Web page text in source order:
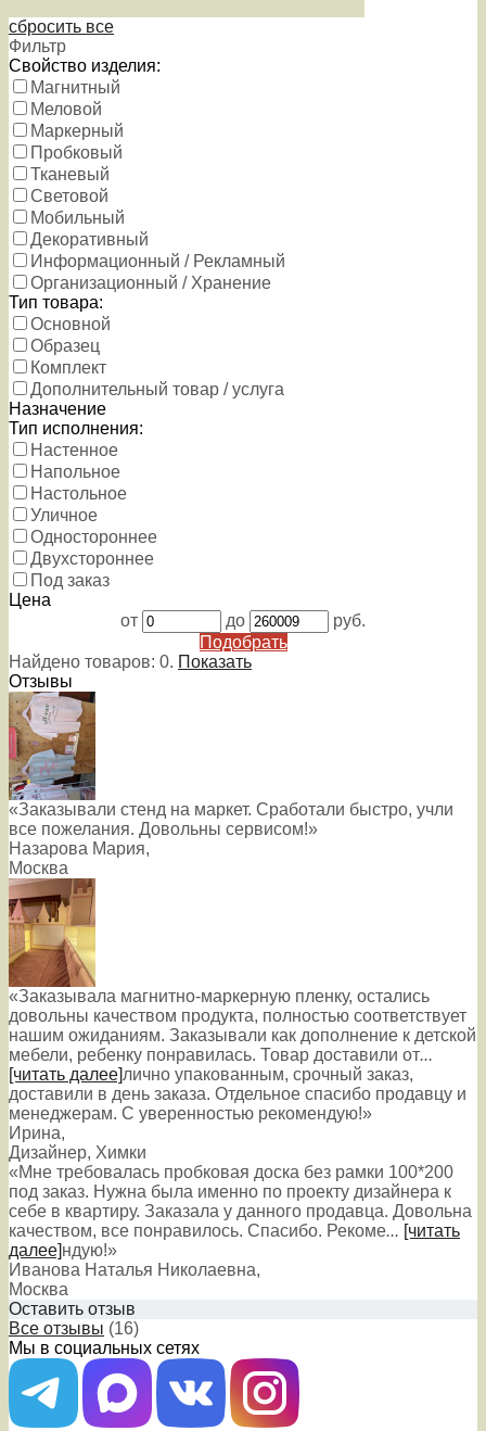
сбросить все
Фильтр
Свойство изделия:
Магнитный
Меловой
Маркерный
Пробковый
Тканевый
Световой
Мобильный
Декоративный
Информационный / Рекламный
Организационный / Хранение
Тип товара:
Основной
Образец
Комплект
Дополнительный товар / услуга
Назначение
Тип исполнения:
Настенное
Напольное
Настольное
Уличное
Одностороннее
Двухстороннее
Под заказ
Цена
от
до
руб.
Подобрать
Найдено товаров: 0. Показать
Отзывы
«Заказывали стенд на маркет. Сработали быстро, учли
все пожелания. Довольны сервисом!»
Назарова Мария,
Москва
«Заказывала магнитно-маркерную пленку, остались
довольны качеством продукта, полностью соответствует
нашим ожиданиям. Заказывали как дополнение к детской
мебели, ребенку понравилась. Товар доставили от...
[читать далее]лично упакованным, срочный заказ,
доставили в день заказа. Отдельное спасибо продавцу и
менеджерам. С уверенностью рекомендую!»
Ирина,
Дизайнер, Химки
«Мне требовалась пробковая доска без рамки 100*200
под заказ. Нужна была именно по проекту дизайнера к
себе в квартиру. Заказала у данного продавца. Довольна
качеством, все понравилось. Спасибо. Рекоме... [читать
далее]ндую!»
Иванова Наталья Николаевна,
Москва
Оставить отзыв
Все отзывы (16)
Мы в социальных сетях